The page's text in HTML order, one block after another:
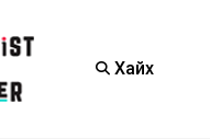
Хайх